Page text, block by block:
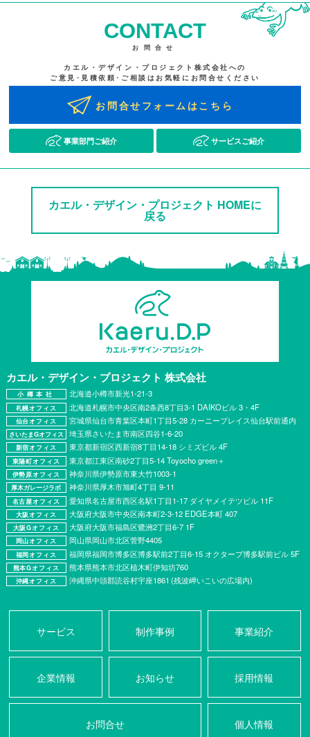
CONTACT
お問合せ
カエル・デザイン・プロジェクト株式会社への
ご意見･見積依頼･ご相談はお気軽にお問合せください
お問合せフォームはこちら
事業部門ご紹介 サービスご紹介
カエル・デザイン・プロジェクト HOMEに
戻る
カエル・デザイン・プロジェクト 株式会社
小樽本社 北海道小樽市新光1-21-3
札幌オフィス 北海道札幌市中央区南2条西8丁目3-1 DAIKOビル 3・4F
仙台オフィス 宮城県仙台市青葉区本町1丁目5-28 カーニープレイス仙台駅前通内
さいたまGオフィス 埼玉県さいたま市南区四谷1-6-20
新宿オフィス 東京都新宿区西新宿8丁目14-18 シミズビル 4F
東陽町オフィス 東京都江東区南砂2丁目5-14 Toyocho green＋
伊勢原オフィス 神奈川県伊勢原市東大竹1003-1
厚木ガレージラボ 神奈川県厚⽊市旭町4丁⽬ 9-11
名古屋オフィス 愛知県名古屋市西区名駅1丁目1-17 ダイヤメイテツビル 11F
大阪オフィス 大阪府大阪市中央区南本町2-3-12 EDGE本町 407
大阪Gオフィス 大阪府大阪市福島区鷺洲2丁目6-7 1F
岡山オフィス 岡山県岡山市北区菅野4405
福岡オフィス 福岡県福岡市博多区博多駅前2丁目6-15 オクターブ博多駅前ビル 5F
熊本Gオフィス 熊本県熊本市北区植木町伊知坊760
沖縄オフィス 沖縄県中頭郡読谷村宇座1861 (残波岬いこいの広場内)
サービス 制作事例 事業紹介
企業情報 お知らせ 採用情報
お問合せ 個人情報